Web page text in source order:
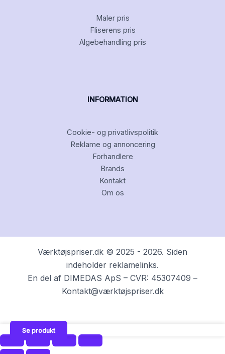
Maler pris
Fliserens pris
Algebehandling pris
INFORMATION
Cookie- og privatlivspolitik
Reklame og annoncering
Forhandlere
Brands
Kontakt
Om os
Værktøjspriser.dk © 2025 - 2026. Siden
indeholder reklamelinks.
En del af DIMEDAS ApS – CVR: 45307409 –
Kontakt@værktøjspriser.dk
Se produkt